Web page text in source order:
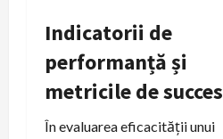
Indicatorii de
performanță și
metricile de succes
În evaluarea eficacității unui